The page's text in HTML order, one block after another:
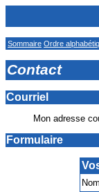
Sommaire Ordre
Contact
Courriel
Mon adresse
Formulaire